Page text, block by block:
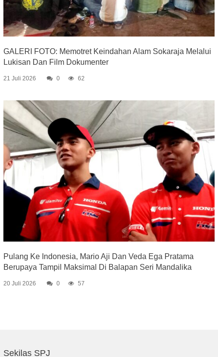
GALERI FOTO: Memotret Keindahan Alam Sokaraja Melalui
Lukisan Dan Film Dokumenter
21 Juli 2026 0 62
Pulang Ke Indonesia, Mario Aji Dan Veda Ega Pratama
Berupaya Tampil Maksimal Di Balapan Seri Mandalika
20 Juli 2026 0 57
Sekilas SPJ